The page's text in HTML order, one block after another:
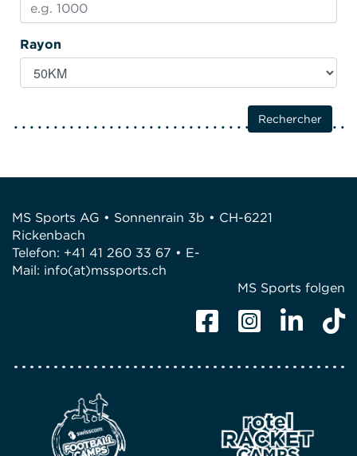
Rayon
MS Sports AG • Sonnenrain 3b • CH-6221
Rickenbach
Telefon: +41 41 260 33 67 • E-
Mail: info(at)mssports.ch
MS Sports folgen